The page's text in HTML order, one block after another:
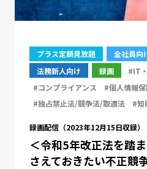
プラス定額見放題
全社員向
法務新人向け
録画
#IT
#コンプライアンス
#個人情報
#独占禁止法/競争法/取適法
#知
録画配信（2023年12月15日収録）
＜令和5年改正法を踏
さえておきたい不正競